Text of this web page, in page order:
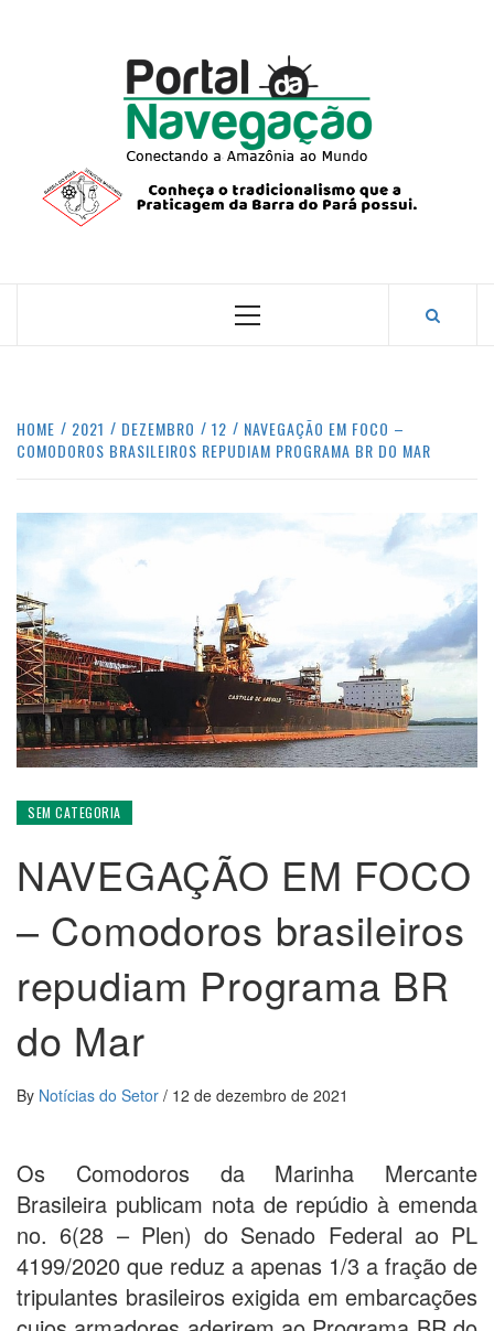
CONECTANDO A AMAZÔNIA COM O MUNDO.
Primary
HOME 2021 DEZEMBRO 12
NAVEGAÇÃO EM FOCO –
COMODOROS BRASILEIROS REPUDIAM PROGRAMA BR DO MAR
SEM CATEGORIA
NAVEGAÇÃO EM FOCO
– Comodoros brasileiros
repudiam Programa BR
do Mar
By Notícias do Setor / 12 de dezembro de 2021
Os Comodoros da Marinha Mercante
Brasileira publicam nota de repúdio à emenda
no. 6(28 – Plen) do Senado Federal ao PL
4199/2020 que reduz a apenas 1/3 a fração de
tripulantes brasileiros exigida em embarcações